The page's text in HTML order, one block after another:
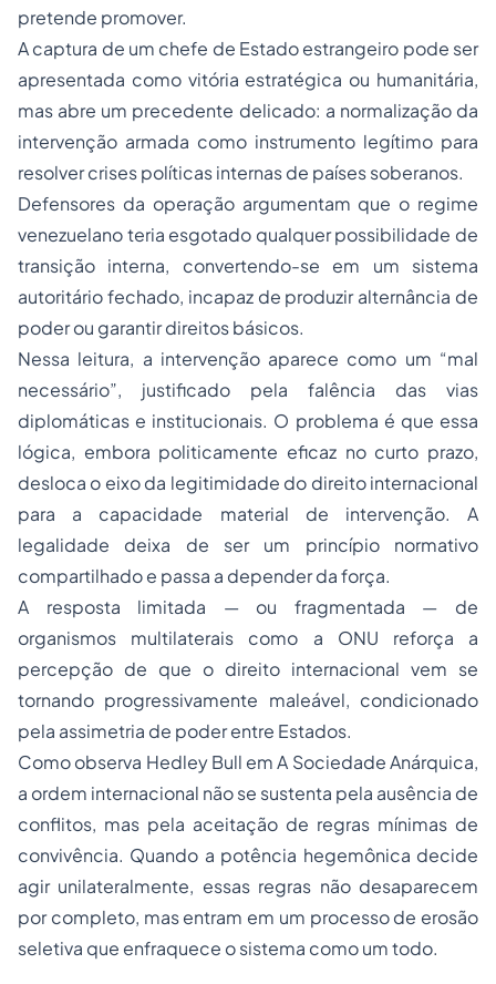
pretende promover.
A captura de um chefe de Estado estrangeiro pode ser
apresentada como vitória estratégica ou humanitária,
mas abre um precedente delicado: a normalização da
intervenção armada como instrumento legítimo para
resolver crises políticas internas de países soberanos.
Defensores da operação argumentam que o regime
venezuelano teria esgotado qualquer possibilidade de
transição interna, convertendo-se em um sistema
autoritário fechado, incapaz de produzir alternância de
poder ou garantir direitos básicos.
Nessa leitura, a intervenção aparece como um “mal
necessário”, justificado pela falência das vias
diplomáticas e institucionais. O problema é que essa
lógica, embora politicamente eficaz no curto prazo,
desloca o eixo da legitimidade do direito internacional
para a capacidade material de intervenção. A
legalidade deixa de ser um princípio normativo
compartilhado e passa a depender da força.
A resposta limitada — ou fragmentada — de
organismos multilaterais como a ONU reforça a
percepção de que o direito internacional vem se
tornando progressivamente maleável, condicionado
pela assimetria de poder entre Estados.
Como observa Hedley Bull em A Sociedade Anárquica,
a ordem internacional não se sustenta pela ausência de
conflitos, mas pela aceitação de regras mínimas de
convivência. Quando a potência hegemônica decide
agir unilateralmente, essas regras não desaparecem
por completo, mas entram em um processo de erosão
seletiva que enfraquece o sistema como um todo.